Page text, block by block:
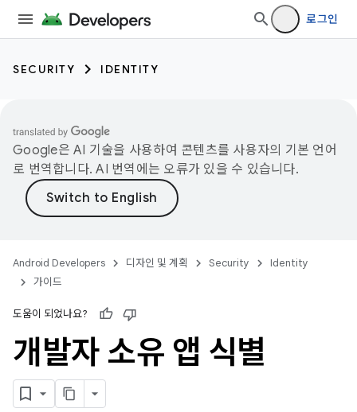
로그인
SECURITY IDENTITY
Google은 AI 기술을 사용하여 콘텐츠를 사용자의 기본 언어
로 번역합니다. AI 번역에는 오류가 있을 수 있습니다.
Android Developers 디자인 및 계획 Security
Identity
가이드
도움이 되었나요?
개발자 소유 앱 식별